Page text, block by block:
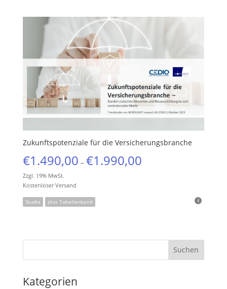
Zukunftspotenziale für die Versicherungsbranche
€1.490,00 – €1.990,00
Zzgl. 19% MwSt.
Kostenloser Versand
Studie plus Tabellenband
Kategorien